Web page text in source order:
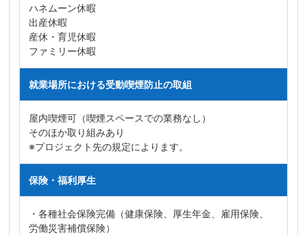
ハネムーン休暇
出産休暇
産休・育児休暇
ファミリー休暇
就業場所における受動喫煙防止の取組
屋内喫煙可（喫煙スペースでの業務なし）
そのほか取り組みあり
※プロジェクト先の規定によります。
保険・福利厚生
・各種社会保険完備（健康保険、厚生年金、雇用保険、
労働災害補償保険）